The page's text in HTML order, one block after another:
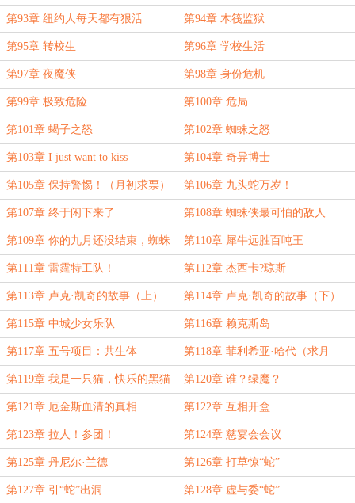
第93章 纽约人每天都有狠活 第94章 木筏监狱
第95章 转校生 第96章 学校生活
第97章 夜魔侠 第98章 身份危机
第99章 极致危险 第100章 危局
第101章 蝎子之怒 第102章 蜘蛛之怒
第103章 I just want to kiss 第104章 奇异博士
第105章 保持警惕！（月初求票） 第106章 九头蛇万岁！
第107章 终于闲下来了 第108章 蜘蛛侠最可怕的敌人
第109章 你的九月还没结束，蜘蛛
侠！
第110章 犀牛远胜百吨王
第111章 雷霆特工队！ 第112章 杰西卡?琼斯
第113章 卢克·凯奇的故事（上） 第114章 卢克·凯奇的故事（下）
第115章 中城少女乐队 第116章 赖克斯岛
第117章 五号项目：共生体 第118章 菲利希亚·哈代（求月
票！）
第119章 我是一只猫，快乐的黑猫 第120章 谁？绿魔？
第121章 厄金斯血清的真相 第122章 互相开盒
第123章 拉人！参团！ 第124章 慈宴会会议
第125章 丹尼尔·兰德 第126章 打草惊“蛇”
第127章 引“蛇”出洞 第128章 虚与委“蛇”